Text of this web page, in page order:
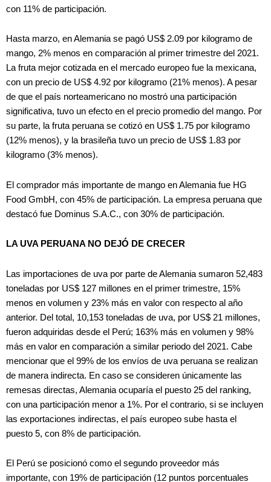
con 11% de participación.
Hasta marzo, en Alemania se pagó US$ 2.09 por kilogramo de
mango, 2% menos en comparación al primer trimestre del 2021.
La fruta mejor cotizada en el mercado europeo fue la mexicana,
con un precio de US$ 4.92 por kilogramo (21% menos). A pesar
de que el país norteamericano no mostró una participación
significativa, tuvo un efecto en el precio promedio del mango. Por
su parte, la fruta peruana se cotizó en US$ 1.75 por kilogramo
(12% menos), y la brasileña tuvo un precio de US$ 1.83 por
kilogramo (3% menos).
El comprador más importante de mango en Alemania fue HG
Food GmbH, con 45% de participación. La empresa peruana que
destacó fue Dominus S.A.C., con 30% de participación.
LA UVA PERUANA NO DEJÓ DE CRECER
Las importaciones de uva por parte de Alemania sumaron 52,483
toneladas por US$ 127 millones en el primer trimestre, 15%
menos en volumen y 23% más en valor con respecto al año
anterior. Del total, 10,153 toneladas de uva, por US$ 21 millones,
fueron adquiridas desde el Perú; 163% más en volumen y 98%
más en valor en comparación a similar periodo del 2021. Cabe
mencionar que el 99% de los envíos de uva peruana se realizan
de manera indirecta. En caso se consideren únicamente las
remesas directas, Alemania ocuparía el puesto 25 del ranking,
con una participación menor a 1%. Por el contrario, si se incluyen
las exportaciones indirectas, el país europeo sube hasta el
puesto 5, con 8% de participación.
El Perú se posicionó como el segundo proveedor más
importante, con 19% de participación (12 puntos porcentuales